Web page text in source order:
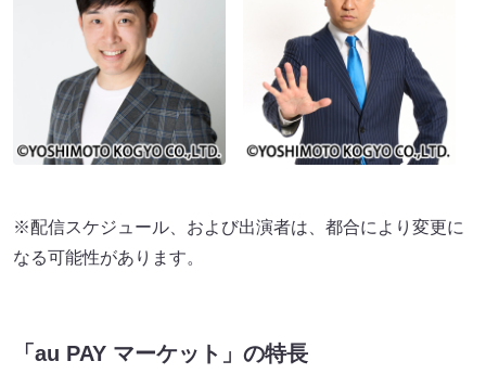
※配信スケジュール、および出演者は、都合により変更に
なる可能性があります。
「au PAY マーケット」の特長